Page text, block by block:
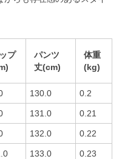
プ
パンツ
丈(cm)
体重
(kg)
130.0 0.2
131.0 0.21
132.0 0.22
133.0 0.23